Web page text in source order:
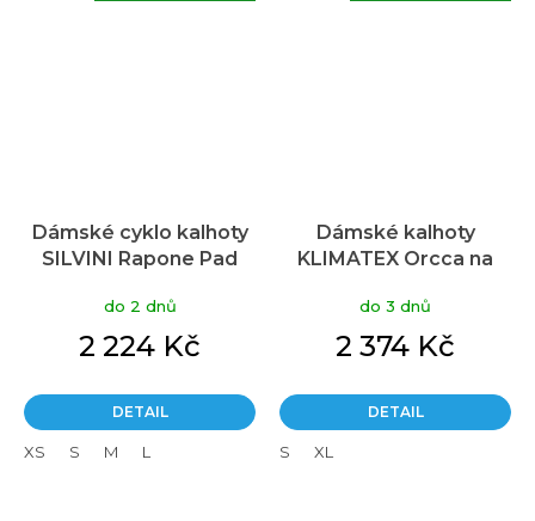
Dámské cyklo kalhoty
SILVINI Rapone Pad
do 2 dnů
2 224 Kč
DETAIL
XS S M L
Dámské kalhoty
KLIMATEX Orcca na
do 3 dnů
2 374 Kč
DETAIL
S XL